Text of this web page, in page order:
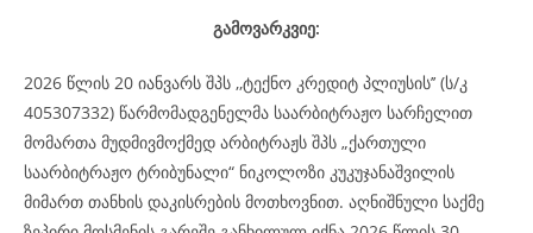
გამოვარკვიე:
2026 წლის 20 იანვარს შპს ,,ტექნო კრედიტ პლიუსის’’ (ს/კ
405307332) წარმომადგენელმა საარბიტრაჟო სარჩელით
მომართა მუდმივმოქმედ არბიტრაჟს შპს „ქართული
საარბიტრაჟო ტრიბუნალი“ ნიკოლოზი კუკუჯანაშვილის
მიმართ თანხის დაკისრების მოთხოვნით. აღნიშნული საქმე